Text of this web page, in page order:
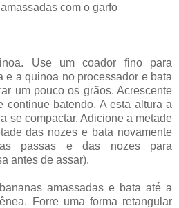
com o garfo
Use um coador fino para
e a quinoa no processador e bata
um pouco os grãos. Acrescente
continue batendo. A esta altura a
se compactar. Adicione a metade
das nozes e bata novamente
passas e das nozes para
antes de assar).
amassadas e bata até a
Forre uma forma retangular